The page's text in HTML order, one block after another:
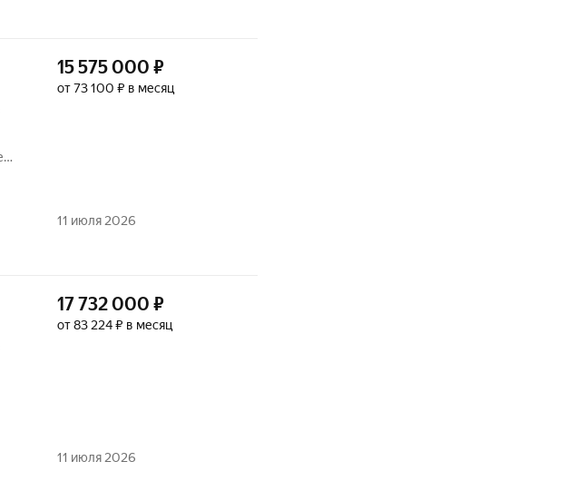
15 575 000 ₽
от 73 100 ₽ в месяц
11 июля 2026
17 732 000 ₽
от 83 224 ₽ в месяц
11 июля 2026